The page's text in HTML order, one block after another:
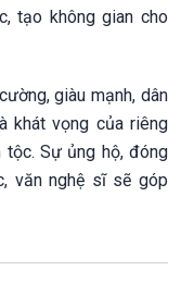
tạo không gian cho
giàu mạnh, dân
khát vọng của riêng
Sự ủng hộ, đóng
văn nghệ sĩ sẽ góp